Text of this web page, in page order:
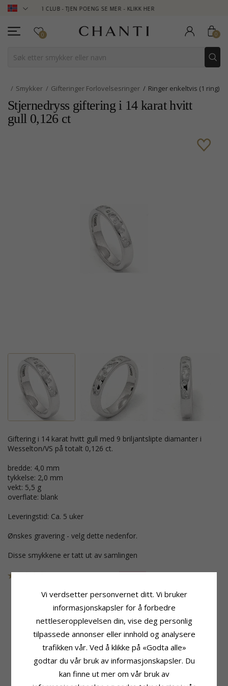
CLUB - TJEN POENG SE MER - KLIKK HER
0 0
Smykker Gifteringer Forlovelsesringer Ringer enkeltvis (1 ring)
Stjernedryss giftering i 14 karat hvitt
gull 0,126 ct
giftering i 14 karat hvitt gull med 9 briljantslipte diamanter i
Wesselton/VS på totalt 0,126 ct.
bredde: 4,0 mm
tykkelse: 2,0 mm
vekt: 5,5 g
overflate: blank
Leveringstid: Ca. 5 uker
Ønskes gravering - velg dette nedenfor.
Disse smykkene er tatt ut av samlingen
Produktinformasjon
Stjernedryss
Ringtype:
Edelmetall:Hvitt Gull
Blank
Stein
Antall:9
Briljantslipt
Sten: Diamant
Diamantfarge:Wesselton
Diamantklarhet: VS
Vi verdsetter personvernet ditt. Vi bruker
informasjonskapsler for å forbedre
nettleseropplevelsen din, vise deg personlig
tilpassede annonser eller innhold og analysere
trafikken vår. Ved å klikke på «Godta alle»
godtar du vår bruk av informasjonskapsler. Du
kan finne ut mer om vår bruk av